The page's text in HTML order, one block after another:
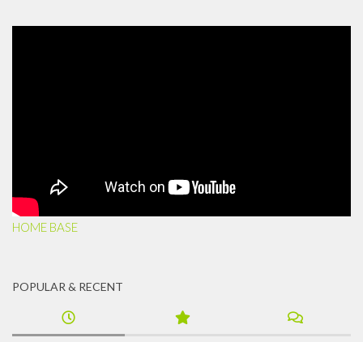
HOME BASE
POPULAR & RECENT